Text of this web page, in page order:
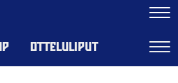
OTTELULIPUT